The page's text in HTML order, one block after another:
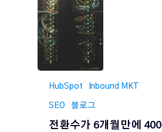
HubSpot Inbound MKT
SEO 블로그
전환수가 6개월만에 400